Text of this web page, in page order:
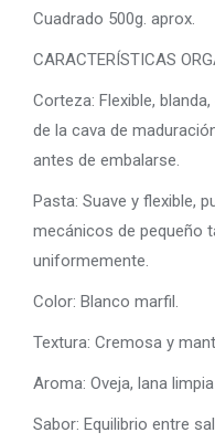
Cuadrado 500g. aprox.
CARACTERÍSTICAS
Corteza: Flexible,
de la cava de
antes de embalarse.
Pasta: Suave y flexible,
mecánicos de pequeño
uniformemente.
Color: Blanco marfil.
Textura: Cremosa y
Aroma: Oveja, lana
Sabor: Equilibrio entre